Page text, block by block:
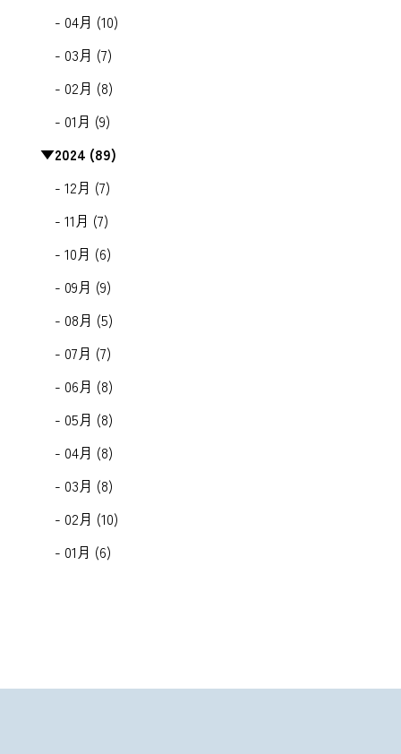
- 04月 (10)
- 03月 (7)
- 02月 (8)
- 01月 (9)
▼2024 (89)
- 12月 (7)
- 11月 (7)
- 10月 (6)
- 09月 (9)
- 08月 (5)
- 07月 (7)
- 06月 (8)
- 05月 (8)
- 04月 (8)
- 03月 (8)
- 02月 (10)
- 01月 (6)